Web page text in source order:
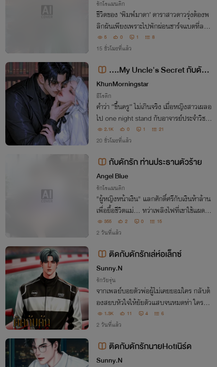
รักโรแมนติก
ชีวิตของ ‘พิมพ์มาดา’ ดาราสาวดาวรุ่งต้องพ
ลิกผันเพียงเพราะไปพักผ่อนชาร์จแบตที่ลอน
ดอนแต่กลับต้องไปเจอ‘หลี่ เฟยหลง’ทายาท
มหาเศรษฐีหมื่นล้านและนักแข่งรถ ที่คิดจะใช้
5 0 1 8
15 ชั่วโมงที่แล้ว
….My Uncle's Secret กับดักรั
กฉบับคุณลี…. [NC 20+]
KhunMorningstar
อีโรติก
คำว่า “ขึ้นครู” ไม่เกินจริง เมื่อหญิงสาวเผลอ
ไป one night stand กับอาจารย์ประจำวิชาโ
ดยบังเอิญ แต่เรื่องยังไม่จบเท่านั้นเมื่อโลกมั
นกลมจนทำให้เธอถูก “ธาม” ลูกชายของอา
2.1K 0 1 21
20 ชั่วโมงที่แล้ว
กับดักรัก ท่านประธานตัวร้าย
Angel Blue
รักโรแมนติก
"ผู้หญิงหน้าเงิน" แลกศักดิ์ศรีกับเงินห้าล้าน
เพื่อยื้อชีวิตแม่... ทว่าเพลิงไฟที่เขาใช้แผดเผ
าเธอกลับย้อนมาหลอมละลายหัวใจตัวเอง! เ
ขาจะทำอย่างไรเมื่อรู้ว่าเธอกำลังจะหลุดมือไ
355 2 0 15
2 วันที่แล้ว
ติดกับดักรักเล่ห์อเล็กซ์
Sunny.N
รักวัยรุ่น
จากเพลย์บอยตัวพ่อผู้ไม่เคยยอมใคร กลับต้
องสยบหัวใจให้ยัยตัวแสบจนหมดท่า ใครจะ
คิดว่ากับดักที่เขาวางไว้ซะดิบดีจะถูกเธออ่านอ
อกง่ายๆ แถมยังตลบหลังเอาคืนเขาอย่างเจ็
ง"
1.3K 11 4 6
2 วันที่แล้ว
ติดกับดักรักนายHotเนิร์ด
Sunny.N